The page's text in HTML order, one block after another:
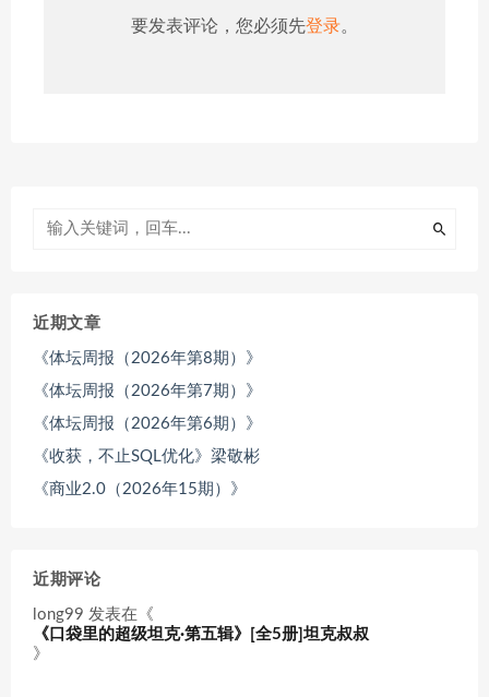
要发表评论，您必须先登录。
近期文章
《体坛周报（2026年第8期）》
《体坛周报（2026年第7期）》
《体坛周报（2026年第6期）》
《收获，不止SQL优化》梁敬彬
《商业2.0（2026年15期）》
近期评论
long99 发表在《
《口袋里的超级坦克·第五辑》[全5册]坦克叔叔
》